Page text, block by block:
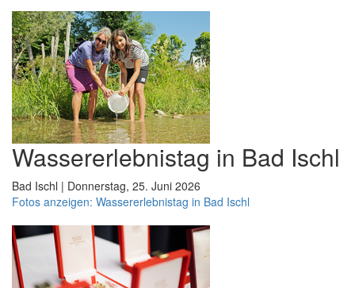
Wassererlebnistag in Bad Ischl
Bad Ischl | Donnerstag, 25. Juni 2026
Fotos anzeigen: Wassererlebnistag in Bad Ischl